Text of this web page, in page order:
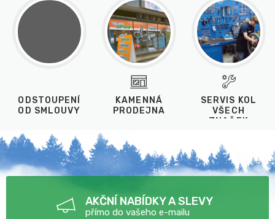
ODSTOUPENÍ
OD SMLOUVY
KAMENNÁ
PRODEJNA
SERVIS KOL
VŠECH
ZNAČEK
AKČNÍ NABÍDKY A SLEVY
přímo do vašeho e-mailu